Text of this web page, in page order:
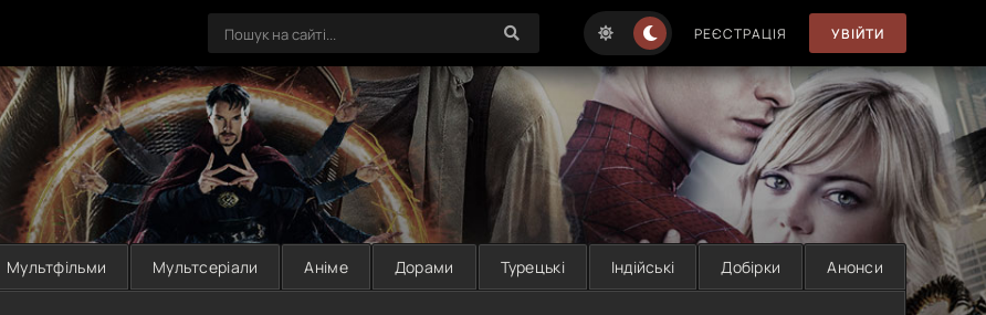
РЕЄСТРАЦІЯ УВІЙТИ
Мультфільми Мультсеріали Аніме Дорами Турецькі Індійські Добірки Анонси